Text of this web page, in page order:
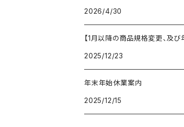
2026/4/30
【1月以降の商品規格変更、及
2025/12/23
年末年始休業案内
2025/12/15